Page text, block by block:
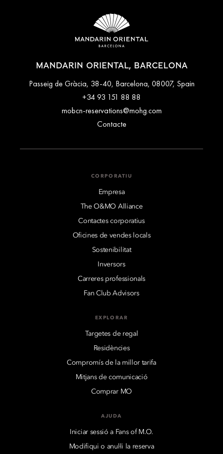
MANDARIN ORIENTAL, BARCELONA
Passeig de Gràcia, 38-40, Barcelona, 08007, Spain
+34 93 151 88 88
mobcn-reservations@mohg.com
Contacte
CORPORATIU
Empresa
The O&MO Alliance
Contactes corporatius
Oficines de vendes locals
Sostenibilitat
Inversors
Carreres professionals
Fan Club Advisors
EXPLORAR
Targetes de regal
Residències
Compromís de la millor tarifa
Mitjans de comunicació
Comprar MO
AJUDA
Iniciar sessió a Fans of M.O.
Modifiqui o anul·li la reserva